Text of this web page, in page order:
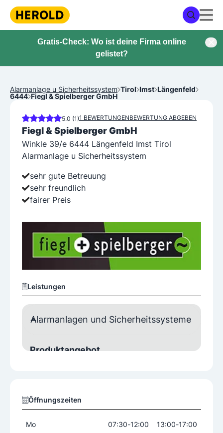
Gratis-Check: Wo ist deine Firma online
gelistet?
Alarmanlage u Sicherheitssystem Tirol Imst Längenfeld
6444 Fiegl & Spielberger GmbH
5.0 (1)1 BEWERTUNGENBEWERTUNG ABGEBEN
Fiegl & Spielberger GmbH
Winkle 39/e 6444 Längenfeld Imst Tirol
Alarmanlage u Sicherheitssystem
sehr gute Betreuung
sehr freundlich
fairer Preis
Leistungen
Alarmanlagen und Sicherheitssysteme
Produktangebot
Öffnungszeiten
Mo 07:30-12:00 13:00-17:00